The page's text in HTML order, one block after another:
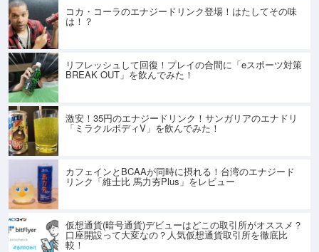
コカ・コーラのエナジードリンク登場！はたしてその味
は！？
リフレッシュして回復！プレイの合間に「eスポーツ対策
BREAK OUT」を飲んでみた！
激安！35円のエナジードリンク！サンガリアのエナドリ
「ミラクルボディV」を飲んでみた！
カフェインとBCAAが同時に摂れる！台湾のエナジード
リンク「維士比 馬力夯Plus」をレビュー
仮想通貨(暗号通貨)デビューはどこの取引所がオススメ？
口座開設って大変なの？人気仮想通貨取引所を徹底比
較！